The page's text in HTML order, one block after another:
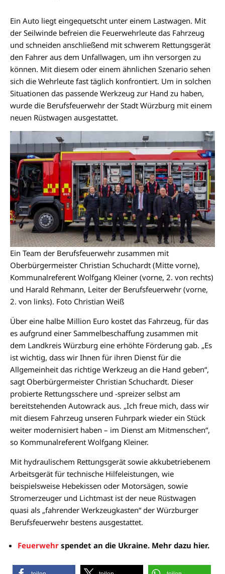
Ein Auto liegt eingequetscht unter einem Lastwagen. Mit
der Seilwinde befreien die Feuerwehrleute das Fahrzeug
und schneiden anschließend mit schwerem Rettungsgerät
den Fahrer aus dem Unfallwagen, um ihn versorgen zu
können. Mit diesem oder einem ähnlichen Szenario sehen
sich die Wehrleute fast täglich konfrontiert. Um in solchen
Situationen das passende Werkzeug zur Hand zu haben,
wurde die Berufsfeuerwehr der Stadt Würzburg mit einem
neuen Rüstwagen ausgestattet.
Ein Team der Berufsfeuerwehr zusammen mit
Oberbürgermeister Christian Schuchardt (Mitte vorne),
Kommunalreferent Wolfgang Kleiner (vorne, 2. von rechts)
und Harald Rehmann, Leiter der Berufsfeuerwehr (vorne,
2. von links). Foto Christian Weiß
Über eine halbe Million Euro kostet das Fahrzeug, für das
es aufgrund einer Sammelbeschaffung zusammen mit
dem Landkreis Würzburg eine erhöhte Förderung gab. „Es
ist wichtig, dass wir Ihnen für ihren Dienst für die
Allgemeinheit das richtige Werkzeug an die Hand geben“,
sagt Oberbürgermeister Christian Schuchardt. Dieser
probierte Rettungsschere und -spreizer selbst am
bereitstehenden Autowrack aus. „Ich freue mich, dass wir
mit diesem Fahrzeug unseren Fuhrpark wieder ein Stück
weiter modernisiert haben – im Dienst am Mitmenschen“,
so Kommunalreferent Wolfgang Kleiner.
Mit hydraulischem Rettungsgerät sowie akkubetriebenem
Arbeitsgerät für technische Hilfeleistungen, wie
beispielsweise Hebekissen oder Motorsägen, sowie
Stromerzeuger und Lichtmast ist der neue Rüstwagen
quasi als „fahrender Werkzeugkasten“ der Würzburger
Berufsfeuerwehr bestens ausgestattet.
Feuerwehr spendet an die Ukraine. Mehr dazu hier.